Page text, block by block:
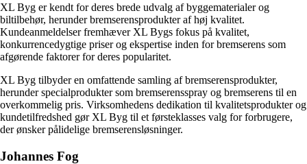
XL Byg er kendt for deres brede udvalg af byggematerialer og
biltilbehør, herunder bremserensprodukter af høj kvalitet.
Kundeanmeldelser fremhæver XL Bygs fokus på kvalitet,
konkurrencedygtige priser og ekspertise inden for bremserens som
afgørende faktorer for deres popularitet.
XL Byg tilbyder en omfattende samling af bremserensprodukter,
herunder specialprodukter som bremserensspray og bremserens til en
overkommelig pris. Virksomhedens dedikation til kvalitetsprodukter og
kundetilfredshed gør XL Byg til et førsteklasses valg for forbrugere,
der ønsker pålidelige bremserensløsninger.
Johannes Fog